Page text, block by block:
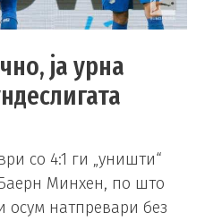
ја урна
со 4:1 ги „уништи“
Минхен, по што
осум натпревари без